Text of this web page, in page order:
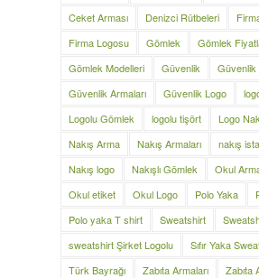
Ceket Arması
Denizci Rütbeleri
Firma Logosu
Gömlek Gömlek
Gömlek Modelleri
Güvenlik
Güvenlik
Güvenlik Armaları
Güvenlik Logo
Logolu Gömlek
logolu tişört Logo
Nakış Arma
Nakış Armaları nakış
Nakış logo
Nakışlı Gömlek Okul
Okul etiket
Okul Logo Polo Yaka
Polo yaka T shirt
Sweatshirt
sweatshirt Şirket Logolu
Sıfır Yaka
Türk Bayrağı
Zabıta Armaları Zabıta